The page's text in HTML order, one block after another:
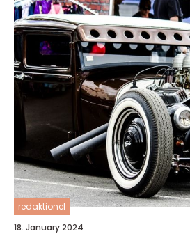
redaktionel
18. January 2024